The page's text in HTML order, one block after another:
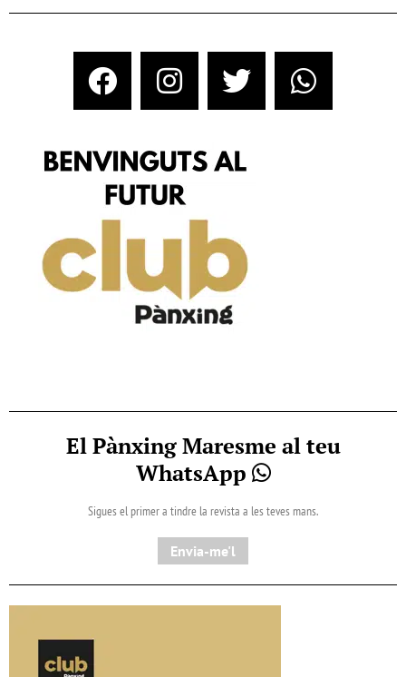
El Pànxing Maresme al teu
WhatsApp
Sigues el primer a tindre la revista a les teves mans.
Envia-me'l